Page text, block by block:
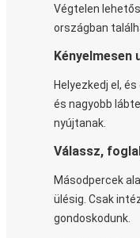
Végtelen
országban
Kényelmesen
Helyezkedj el,
és nagyobb
nyújtanak.
Válassz,
Másodpercek
ülésig. Csak
gondoskodunk.